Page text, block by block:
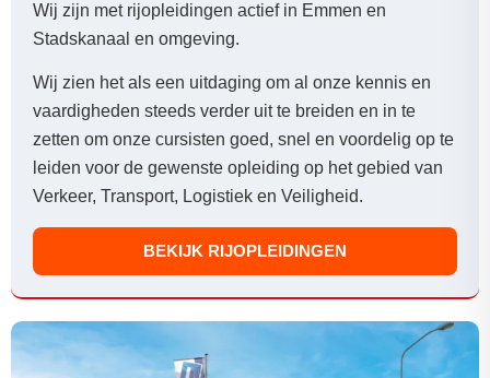
Wij zijn met rijopleidingen actief in Emmen en
Stadskanaal en omgeving.
Wij zien het als een uitdaging om al onze kennis en
vaardigheden steeds verder uit te breiden en in te
zetten om onze cursisten goed, snel en voordelig op te
leiden voor de gewenste opleiding op het gebied van
Verkeer, Transport, Logistiek en Veiligheid.
BEKIJK RIJOPLEIDINGEN